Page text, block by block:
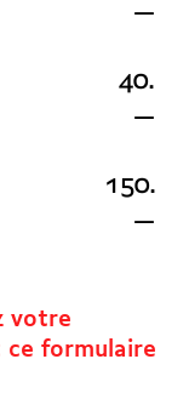
—
40.
—
150.
—
votre
ce formulaire